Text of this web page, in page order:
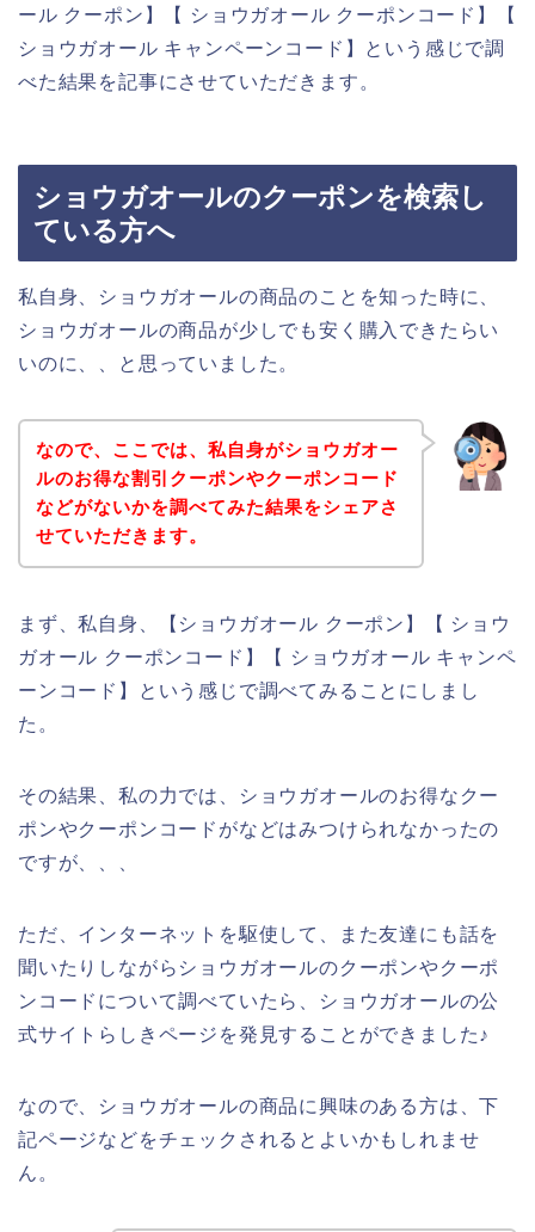
ール クーポン】【 ショウガオール クーポンコード】【
ショウガオール キャンペーンコード】という感じで調
べた結果を記事にさせていただきます。
ショウガオールのクーポンを検索し
ている方へ
私自身、ショウガオールの商品のことを知った時に、
ショウガオールの商品が少しでも安く購入できたらい
いのに、、と思っていました。
なので、ここでは、私自身がショウガオー
ルのお得な割引クーポンやクーポンコード
などがないかを調べてみた結果をシェアさ
せていただきます。
まず、私自身、【ショウガオール クーポン】【 ショウ
ガオール クーポンコード】【 ショウガオール キャンペ
ーンコード】という感じで調べてみることにしまし
た。
その結果、私の力では、ショウガオールのお得なクー
ポンやクーポンコードがなどはみつけられなかったの
ですが、、、
ただ、インターネットを駆使して、また友達にも話を
聞いたりしながらショウガオールのクーポンやクーポ
ンコードについて調べていたら、ショウガオールの公
式サイトらしきページを発見することができました♪
なので、ショウガオールの商品に興味のある方は、下
記ページなどをチェックされるとよいかもしれませ
ん。